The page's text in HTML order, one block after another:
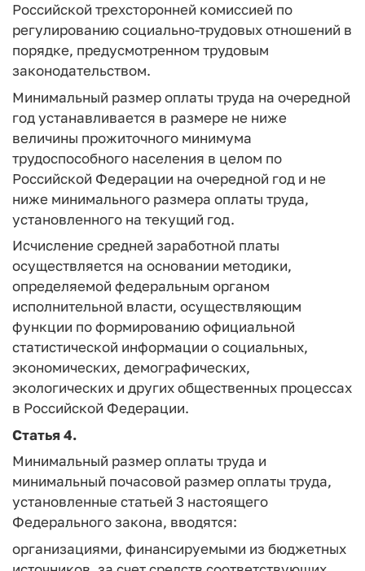
Российской трехсторонней комиссией по
регулированию социально-трудовых отношений в
порядке, предусмотренном трудовым
законодательством.
Минимальный размер оплаты труда на очередной
год устанавливается в размере не ниже
величины прожиточного минимума
трудоспособного населения в целом по
Российской Федерации на очередной год и не
ниже минимального размера оплаты труда,
установленного на текущий год.
Исчисление средней заработной платы
осуществляется на основании методики,
определяемой федеральным органом
исполнительной власти, осуществляющим
функции по формированию официальной
статистической информации о социальных,
экономических, демографических,
экологических и других общественных процессах
в Российской Федерации.
Статья 4.
Минимальный размер оплаты труда и
минимальный почасовой размер оплаты труда,
установленные статьей 3 настоящего
Федерального закона, вводятся:
организациями, финансируемыми из бюджетных